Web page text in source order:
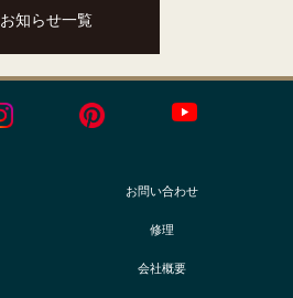
お知らせ一覧
お問い合わせ
修理
会社概要